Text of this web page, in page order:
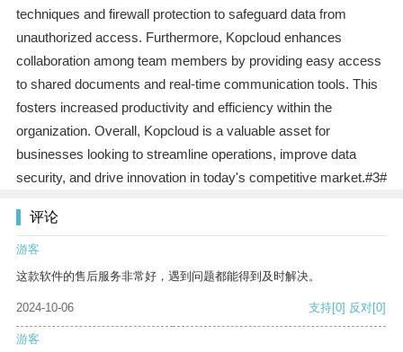
techniques and firewall protection to safeguard data from
unauthorized access. Furthermore, Kopcloud enhances
collaboration among team members by providing easy access
to shared documents and real-time communication tools. This
fosters increased productivity and efficiency within the
organization. Overall, Kopcloud is a valuable asset for
businesses looking to streamline operations, improve data
security, and drive innovation in today's competitive market.#3#
评论
游客
这款软件的售后服务非常好，遇到问题都能得到及时解决。
2024-10-06 支持[0] 反对[0]
游客